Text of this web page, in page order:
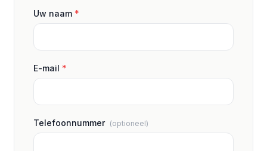
Uw naam *
E-mail *
Telefoonnummer (optioneel)